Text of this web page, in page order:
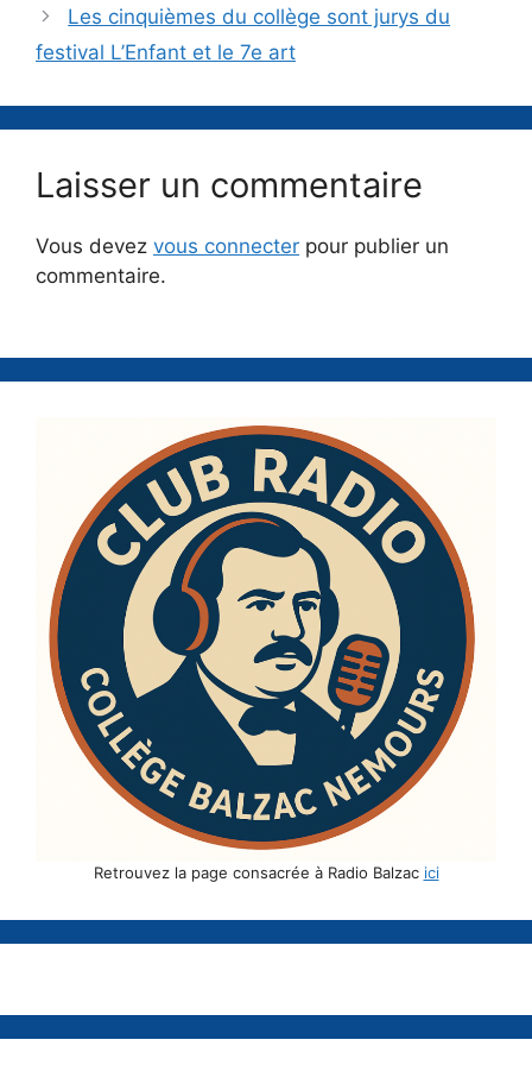
Les cinquièmes du collège sont jurys du
festival L’Enfant et le 7e art
Laisser un commentaire
Vous devez vous connecter pour publier un
commentaire.
Retrouvez la page consacrée à Radio Balzac ici